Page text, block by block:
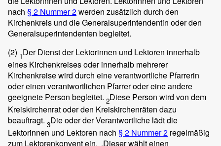
nach § 2 Nummer 2werden zusätzlich durch den
Kirchenkreis und die Generalsuperintendentin oder den
Generalsuperintendenten begleitet.
(2) 1Der Dienst der Lektorinnen und Lektoren innerhalb
eines Kirchenkreises oder innerhalb mehrerer
Kirchenkreise wird durch eine verantwortliche Pfarrerin
oder einen verantwortlichen Pfarrer oder eine andere
geeignete Person begleitet. 2Diese Person wird von dem
Kreiskirchenrat oder den Kreiskirchenräten dazu
beauftragt. 3Die oder der Verantwortliche lädt die
Lektorinnen und Lektoren nach § 2 Nummer 2 regelmäßig
zum Lektorenkonvent ein. Dieser wählt einen